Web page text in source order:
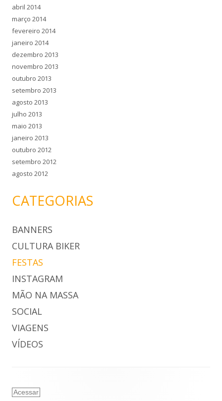
abril 2014
março 2014
fevereiro 2014
janeiro 2014
dezembro 2013
novembro 2013
outubro 2013
setembro 2013
agosto 2013
julho 2013
maio 2013
janeiro 2013
outubro 2012
setembro 2012
agosto 2012
CATEGORIAS
BANNERS
CULTURA BIKER
FESTAS
INSTAGRAM
MÃO NA MASSA
SOCIAL
VIAGENS
VÍDEOS
Acessar